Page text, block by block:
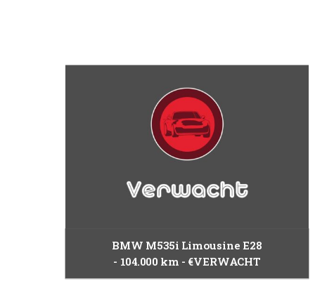
BMW M535i Limousine E28
104.000 km €VERWACHT